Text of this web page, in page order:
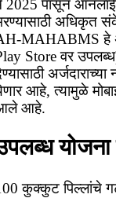
2025 पासून
अधिकृत
MAHABMS हे
Store वर उपलब्ध)
आहे, त्यामुळे
आहे.
कुक्कुट पिल्लांचे